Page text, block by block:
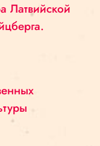
Латвийской